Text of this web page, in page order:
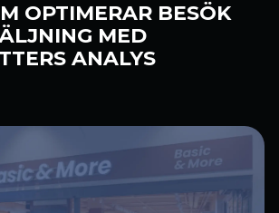
OPTIMERAR BESÖK
MED
ANALYS